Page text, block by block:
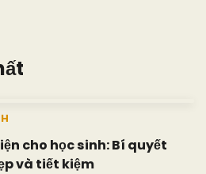
cho học sinh: Bí quyết
và tiết kiệm